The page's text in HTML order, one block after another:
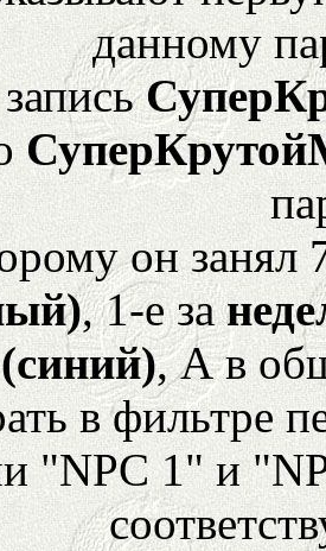
данному
он
, 1-е за
(синий), А в
в фильтре
"NPC 1" и